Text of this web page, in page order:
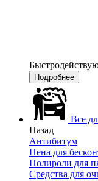
Подробнее
Все
Назад
Антибитум
Пена для
Полироли для
Средства для